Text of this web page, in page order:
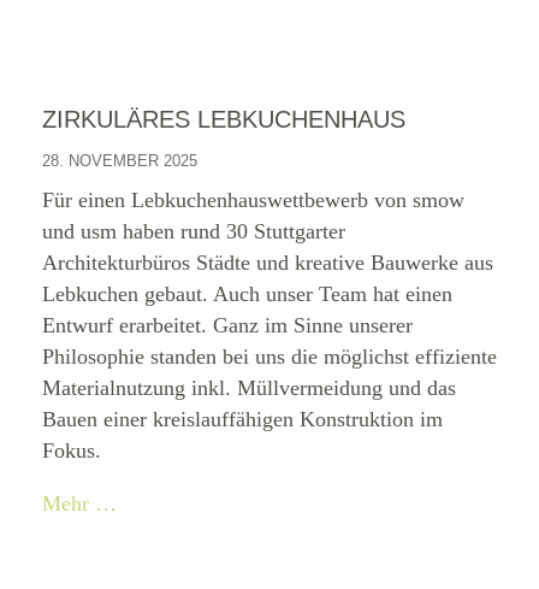
ZIRKULÄRES LEBKUCHENHAUS
28. NOVEMBER 2025
Für einen Lebkuchenhauswettbewerb von smow
und usm haben rund 30 Stuttgarter
Architekturbüros Städte und kreative Bauwerke aus
Lebkuchen gebaut. Auch unser Team hat einen
Entwurf erarbeitet. Ganz im Sinne unserer
Philosophie standen bei uns die möglichst effiziente
Materialnutzung inkl. Müllvermeidung und das
Bauen einer kreislauffähigen Konstruktion im
Fokus.
Mehr …